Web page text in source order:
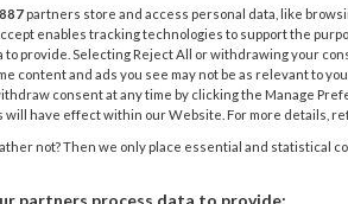
Opslaan Reacties 0
voorbeeld!
887 partners store and access personal data, like
enables tracking technologies to support the
to provide. Selecting Reject All or withdrawing your
content and ads you see may not be as relevant to
consent at any time by clicking the Manage
will have effect within our Website. For more details,
not? Then we only place essential and statistical
partners process data to provide: